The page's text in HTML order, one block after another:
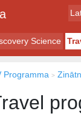
Science
Programma